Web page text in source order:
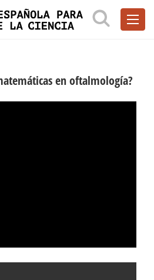
en oftalmología?